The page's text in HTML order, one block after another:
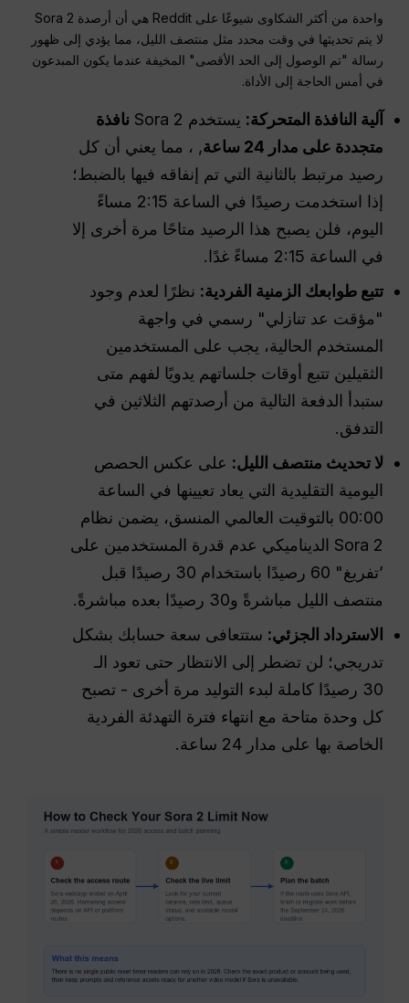
واحدة من أكثر الشكاوى شيوعًا على Reddit هي أن أرصدة Sora 2
لا يتم تحديثها في وقت محدد مثل منتصف الليل، مما يؤدي إلى ظهور
رسالة "تم الوصول إلى الحد الأقصى" المخيفة عندما يكون المبدعون
في أمس الحاجة إلى الأداة.
آلية النافذة المتحركة: يستخدم Sora 2
نافذة
متجددة على مدار 24 ساعة
, ، مما يعني أن كل
رصيد مرتبط بالثانية التي تم إنفاقه فيها بالضبط؛
إذا استخدمت رصيدًا في الساعة 2:15 مساءً
اليوم، فلن يصبح هذا الرصيد متاحًا مرة أخرى إلا
في الساعة 2:15 مساءً غدًا.
تتبع طوابعك الزمنية الفردية: نظرًا لعدم وجود
"مؤقت عد تنازلي" رسمي في واجهة
المستخدم الحالية، يجب على المستخدمين
الثقيلين تتبع أوقات جلساتهم يدويًا لفهم متى
ستبدأ الدفعة التالية من أرصدتهم الثلاثين في
التدفق.
لا تحديث منتصف الليل: على عكس الحصص
اليومية التقليدية التي يعاد تعيينها في الساعة
00:00 بالتوقيت العالمي المنسق، يضمن نظام
Sora 2 الديناميكي عدم قدرة المستخدمين على
’تفريغ" 60 رصيدًا باستخدام 30 رصيدًا قبل
منتصف الليل مباشرةً و30 رصيدًا بعده مباشرةً.
الاسترداد الجزئي: ستتعافى سعة حسابك بشكل
تدريجي؛ لن تضطر إلى الانتظار حتى تعود الـ
30 رصيدًا كاملة لبدء التوليد مرة أخرى - تصبح
كل وحدة متاحة مع انتهاء فترة التهدئة الفردية
الخاصة بها على مدار 24 ساعة.